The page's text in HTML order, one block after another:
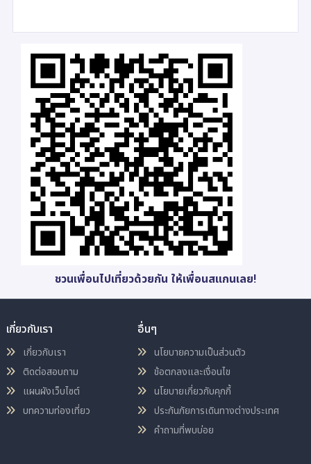
ชวนเพื่อนไปเที่ยวด้วยกัน ให้เพื่อนสแกนเลย!
เกี่ยวกับเรา
เกี่ยวกับเรา
ติดต่อสอบถาม
แผนผังเว็บไซต์
บทความท่องเที่ยว
อื่นๆ
นโยบายความเป็นส่วนตัว
ข้อตกลงและเงื่อนไข
นโยบายเกี่ยวกับคุกกี้
ประกันภัยการเดินทางต่างประเทศ
คำถามที่พบบ่อย